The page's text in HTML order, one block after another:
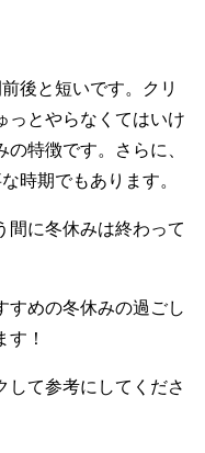
後と短いです。クリ
っとやらなくてはいけ
特徴です。さらに、
時期でもあります。
間に冬休みは終わって
すめの冬休みの過ごし
！
して参考にしてくださ